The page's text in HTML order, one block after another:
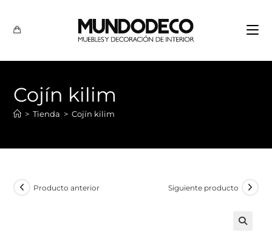
Cojín kilim
> Tienda > Cojín kilim
Producto anterior Siguiente producto